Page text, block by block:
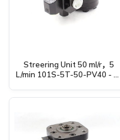
Streering Unit 50 ml/r，5
L/min 101S-5T-50-PV40 - 面